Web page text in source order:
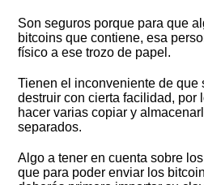
Son seguros porque para que
bitcoins que contiene, esa
físico a ese trozo de papel.
Tienen el inconveniente de que
destruir con cierta facilidad, por
hacer varias copiar y
separados.
Algo a tener en cuenta sobre
que para poder enviar los